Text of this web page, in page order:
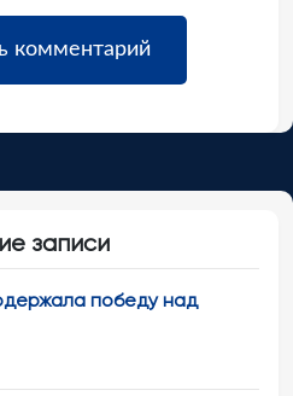
записи
победу над